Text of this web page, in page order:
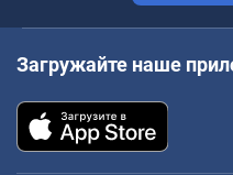
Загружайте наше